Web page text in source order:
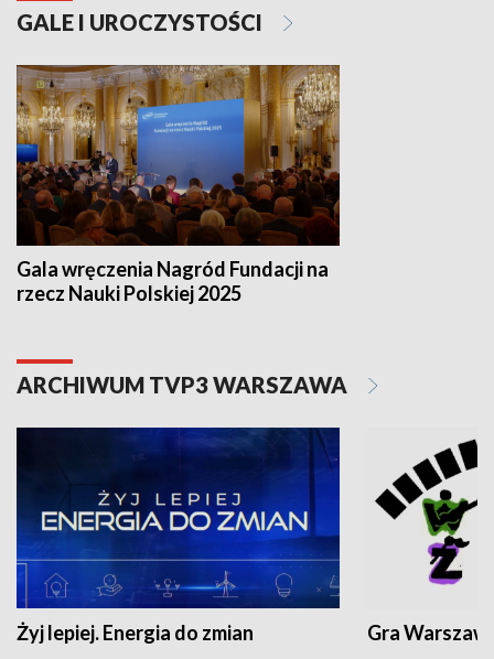
GALE I UROCZYSTOŚCI
Gala wręczenia Nagród Fundacji na
rzecz Nauki Polskiej 2025
ARCHIWUM TVP3 WARSZAWA
Żyj lepiej. Energia do zmian Gra